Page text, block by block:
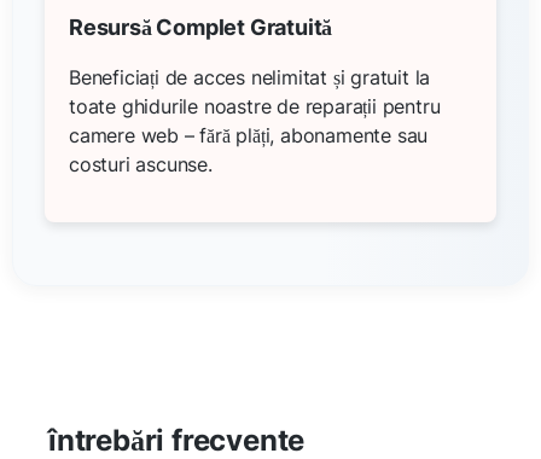
Resursă Complet Gratuită
Beneficiați de acces nelimitat și gratuit la
toate ghidurile noastre de reparații pentru
camere web – fără plăți, abonamente sau
costuri ascunse.
întrebări frecvente